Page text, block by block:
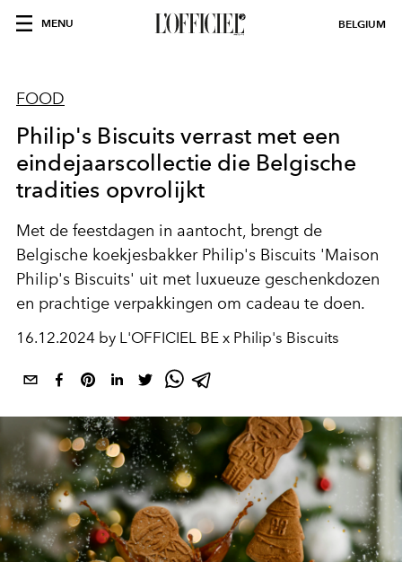
MENU BELGIUM
FOOD
Philip's Biscuits verrast met een
eindejaarscollectie die Belgische
tradities opvrolijkt
Met de feestdagen in aantocht, brengt de
Belgische koekjesbakker Philip's Biscuits 'Maison
Philip's Biscuits' uit met luxueuze geschenkdozen
en prachtige verpakkingen om cadeau te doen.
16.12.2024 by L'OFFICIEL BE x Philip's Biscuits